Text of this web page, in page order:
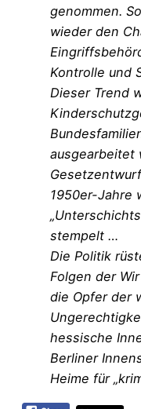
genommen.
wieder den
Kontrolle und
Dieser Trend
ausgearbeitet
1950er-Jahre
stempelt …
Die Politik
Folgen der
die Opfer der
hessische
Berliner
Heime für